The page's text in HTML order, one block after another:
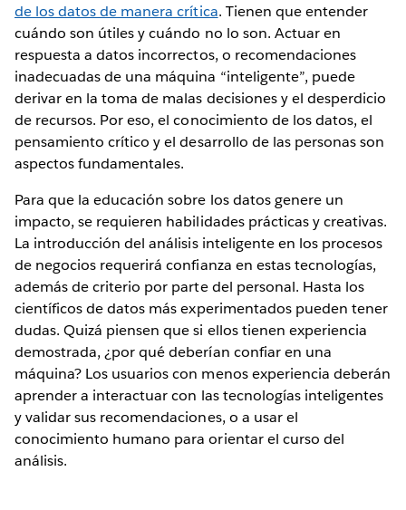
de los datos de manera crítica. Tienen que entender
cuándo son útiles y cuándo no lo son. Actuar en
respuesta a datos incorrectos, o recomendaciones
inadecuadas de una máquina “inteligente”, puede
derivar en la toma de malas decisiones y el desperdicio
de recursos. Por eso, el conocimiento de los datos, el
pensamiento crítico y el desarrollo de las personas son
aspectos fundamentales.
Para que la educación sobre los datos genere un
impacto, se requieren habilidades prácticas y creativas.
La introducción del análisis inteligente en los procesos
de negocios requerirá confianza en estas tecnologías,
además de criterio por parte del personal. Hasta los
científicos de datos más experimentados pueden tener
dudas. Quizá piensen que si ellos tienen experiencia
demostrada, ¿por qué deberían confiar en una
máquina? Los usuarios con menos experiencia deberán
aprender a interactuar con las tecnologías inteligentes
y validar sus recomendaciones, o a usar el
conocimiento humano para orientar el curso del
análisis.